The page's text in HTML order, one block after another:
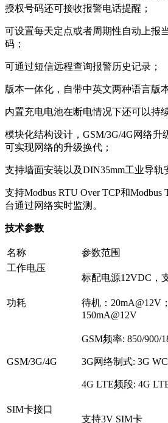
授权号码还可接收报警电话提醒；
可设置每天定点或者周期性自动上报
码；
可通过短信远程查询报警历史记录；
版本一体化，自带中英文两种语言版
内置充电电池在断电情况下还可以持
模块化结构设计，GSM/3G/4G网络升
可实现网络的升级换代；
支持墙面安装以及DIN35mm工业导轨
支持Modbus RTU Over TCP和
台通过网络实时监测。
技术参数
名称
参数范围
工作电压
标配电源12VDC，
功耗
待机：20mA@12V
150mA@12V
GSM/3G/4G
GSM频率: 850/900/
3G网络制式: 3G
4G LTE频段: 4G
SIM卡接口
支持3V SIM卡